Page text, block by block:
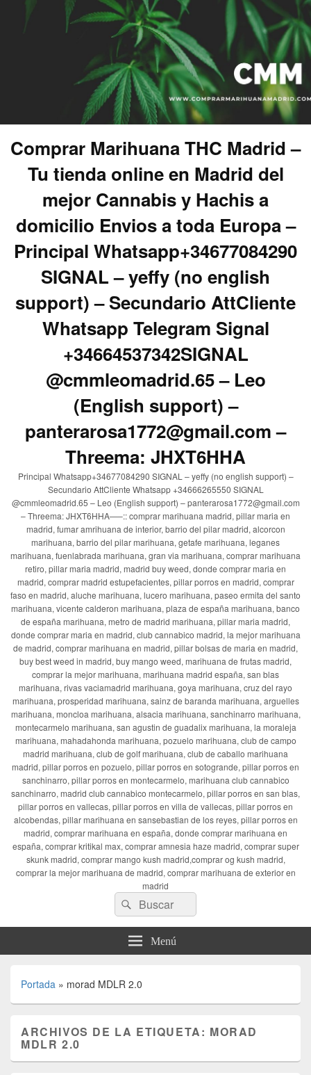
Comprar Marihuana THC Madrid –
Tu tienda online en Madrid del
mejor Cannabis y Hachis a
domicilio Envios a toda Europa –
Principal Whatsapp+34677084290
SIGNAL – yeffy (no english
support) – Secundario AttCliente
Whatsapp Telegram Signal
+34664537342SIGNAL
@cmmleomadrid.65 – Leo
(English support) –
panterarosa1772@gmail.com –
Threema: JHXT6HHA
Principal Whatsapp+34677084290 SIGNAL – yeffy (no english support) –
Secundario AttCliente Whatsapp +34666265550 SIGNAL
@cmmleomadrid.65 – Leo (English support) – panterarosa1772@gmail.com
– Threema: JHXT6HHA—–:: comprar marihuana madrid, pillar maria en
madrid, fumar amrihuana de interior, barrio del pilar madrid, alcorcon
marihuana, barrio del pilar marihuana, getafe marihuana, leganes
marihuana, fuenlabrada marihuana, gran via marihuana, comprar marihuana
retiro, pillar maria madrid, madrid buy weed, donde comprar maria en
madrid, comprar madrid estupefacientes, pillar porros en madrid, comprar
faso en madrid, aluche marihuana, lucero marihuana, paseo ermita del santo
marihuana, vicente calderon marihuana, plaza de españa marihuana, banco
de españa marihuana, metro de madrid marihuana, pillar maria madrid,
donde comprar maria en madrid, club cannabico madrid, la mejor marihuana
de madrid, comprar marihuana en madrid, pillar bolsas de maria en madrid,
buy best weed in madrid, buy mango weed, marihuana de frutas madrid,
comprar la mejor marihuana, marihuana madrid españa, san blas
marihuana, rivas vaciamadrid marihuana, goya marihuana, cruz del rayo
marihuana, prosperidad marihuana, sainz de baranda marihuana, arguelles
marihuana, moncloa marihuana, alsacia marihuana, sanchinarro marihuana,
montecarmelo marihuana, san agustin de guadalix marihuana, la moraleja
marihuana, mahadahonda marihuana, pozuelo marihuana, club de campo
madrid marihuana, club de golf marihuana, club de caballo marihuana
madrid, pillar porros en pozuelo, pillar porros en sotogrande, pillar porros en
sanchinarro, pillar porros en montecarmelo, marihuana club cannabico
sanchinarro, madrid club cannabico montecarmelo, pillar porros en san blas,
pillar porros en vallecas, pillar porros en villa de vallecas, pillar porros en
alcobendas, pillar marihuana en sansebastian de los reyes, pillar porros en
madrid, comprar marihuana en españa, donde comprar marihuana en
españa, comprar kritikal max, comprar amnesia haze madrid, comprar super
skunk madrid, comprar mango kush madrid,comprar og kush madrid,
comprar la mejor marihuana de madrid, comprar marihuana de exterior en
madrid
Buscar
por:
Buscar
Menú
Portada » morad MDLR 2.0
ARCHIVOS DE LA ETIQUETA: MORAD
MDLR 2.0